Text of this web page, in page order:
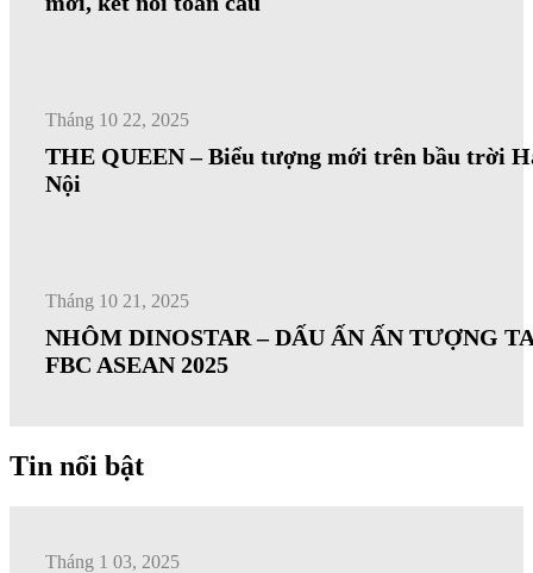
Tháng 10 22, 2025
THE QUEEN – Biểu tượng mới trên bầu trời
Nội
Tháng 10 21, 2025
NHÔM DINOSTAR – DẤU ẤN ẤN TƯỢNG
FBC ASEAN 2025
Tin nổi bật
Tháng 1 03, 2025